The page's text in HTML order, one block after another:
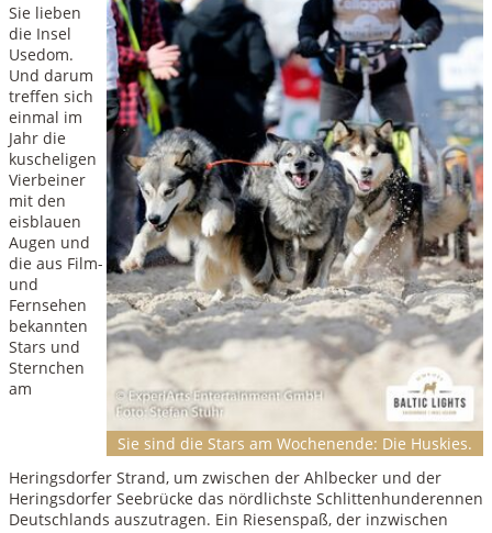
Sie sind die Stars am Wochenende: Die Huskies.
Sie lieben
die Insel
Usedom.
Und darum
treffen sich
einmal im
Jahr die
kuscheligen
Vierbeiner
mit den
eisblauen
Augen und
die aus Film-
und
Fernsehen
bekannten
Stars und
Sternchen
am
Heringsdorfer Strand, um zwischen der Ahlbecker und der
Heringsdorfer Seebrücke das nördlichste Schlittenhunderennen
Deutschlands auszutragen. Ein Riesenspaß, der inzwischen